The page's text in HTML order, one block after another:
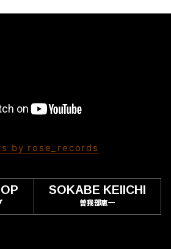
by rose_records
SOKABE KEIICHI
曽我部恵一